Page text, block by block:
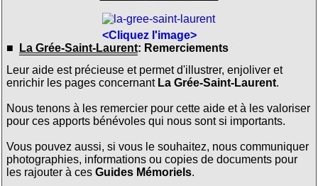
<Cliquez l'image>
■
La Grée-Saint-Laurent: Remerciements
Leur aide est précieuse et permet d'illustrer, enjoliver et
enrichir les pages concernant La Grée-Saint-Laurent.
Nous tenons à les remercier pour cette aide et à les valoriser
pour ces apports bénévoles qui nous sont si importants.
Vous pouvez aussi, si vous le souhaitez, nous communiquer
photographies, informations ou copies de documents pour
les rajouter à ces Guides Mémoriels.